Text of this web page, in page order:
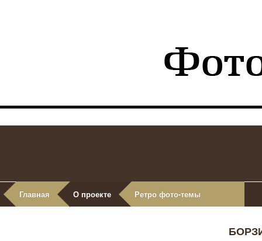
Главная О проекте Ретро фото-темы